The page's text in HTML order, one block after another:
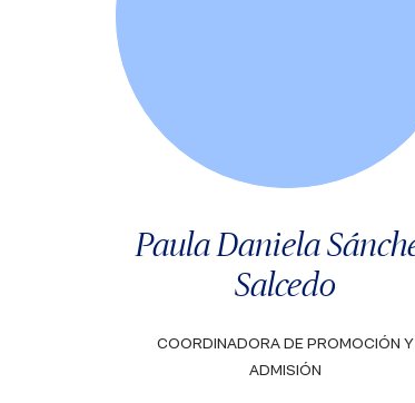
Paula Daniela
Salcedo
COORDINADORA DE PROMOCIÓN Y
ADMISIÓN